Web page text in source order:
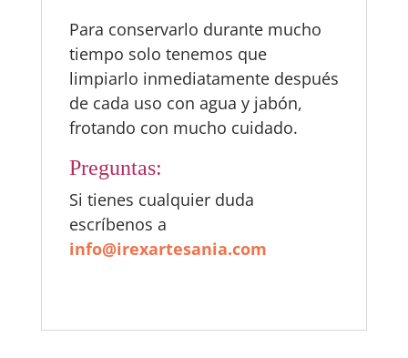
Para conservarlo durante mucho
tiempo solo tenemos que
limpiarlo inmediatamente después
de cada uso con agua y jabón,
frotando con mucho cuidado.
Preguntas:
Si tienes cualquier duda
escríbenos a
info@irexartesania.com